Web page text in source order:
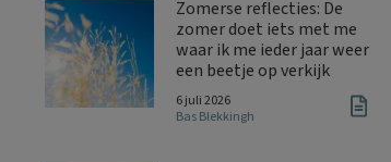
Zomerse reflecties: De
zomer doet iets met me
waar ik me ieder jaar weer
een beetje op verkijk
6 juli 2026
Bas Blekkingh